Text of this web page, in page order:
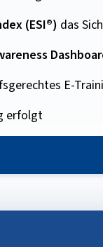
(ESI®) das
E-
erfolgt